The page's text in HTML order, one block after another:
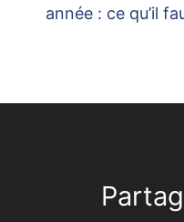
année : ce qu’il